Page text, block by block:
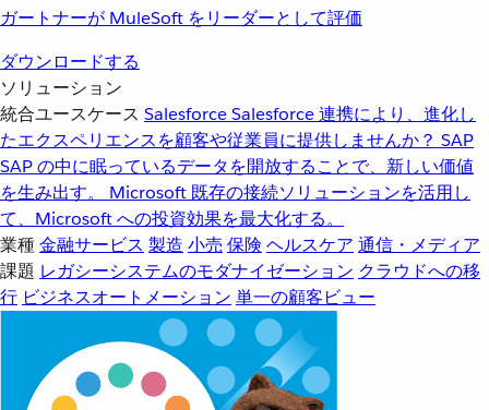
ガートナーが MuleSoft をリーダーとして評価
ダウンロードする
ソリューション
統合ユースケース SalesforceSalesforce 連携により、進化し
たエクスペリエンスを顧客や従業員に提供しませんか？ SAP
SAP の中に眠っているデータを開放することで、新しい価値
を生み出す。
Microsoft 既存の接続ソリューションを活用し
て、Microsoft への投資効果を最大化する。
業種金融サービス 製造 小売 保険 ヘルスケア 通信・メディア
課題 レガシーシステムのモダナイゼーション クラウドへの移
行 ビジネスオートメーション 単一の顧客ビュー